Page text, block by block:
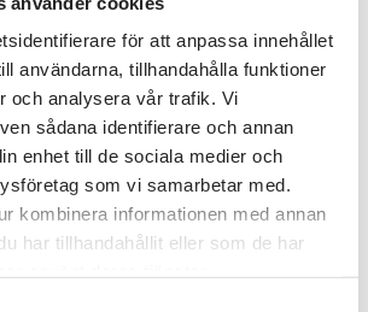
för att anpassa innehållet
användarna, tillhandahålla funktioner
och analysera vår trafik. Vi
sådana identifierare och annan
enhet till de sociala medier och
som vi samarbetar med.
kombinera informationen med annan
har tillhandahållit eller som de har